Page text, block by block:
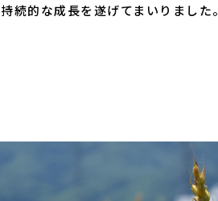
持続的な成長を遂げてまいりました。